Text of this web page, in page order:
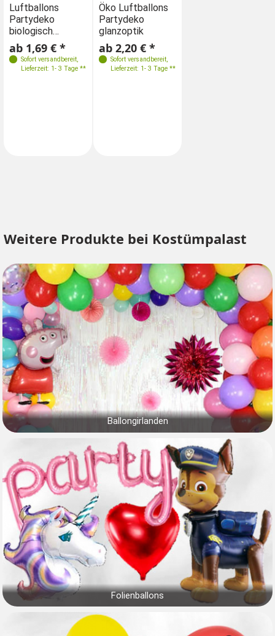
Luftballons
Partydeko
biologisch
abbaubar
ab 1,69 € *
Sofort versandbereit,
Lieferzeit: 1- 3 Tage **
Farben
Größen
10 Stk. / 26cm
Farben
Größen
10x30cm
Öko Luftballons
Partydeko
glanzoptik
ab 2,20 € *
Sofort versandbereit,
Lieferzeit: 1- 3 Tage **
Weitere Produkte bei Kostümpalast
Ballongirlanden
Folienballons